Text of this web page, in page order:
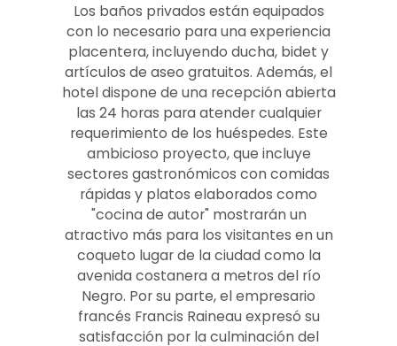
Los baños privados están equipados
con lo necesario para una experiencia
placentera, incluyendo ducha, bidet y
artículos de aseo gratuitos. Además, el
hotel dispone de una recepción abierta
las 24 horas para atender cualquier
requerimiento de los huéspedes. Este
ambicioso proyecto, que incluye
sectores gastronómicos con comidas
rápidas y platos elaborados como
"cocina de autor" mostrarán un
atractivo más para los visitantes en un
coqueto lugar de la ciudad como la
avenida costanera a metros del río
Negro. Por su parte, el empresario
francés Francis Raineau expresó su
satisfacción por la culminación del